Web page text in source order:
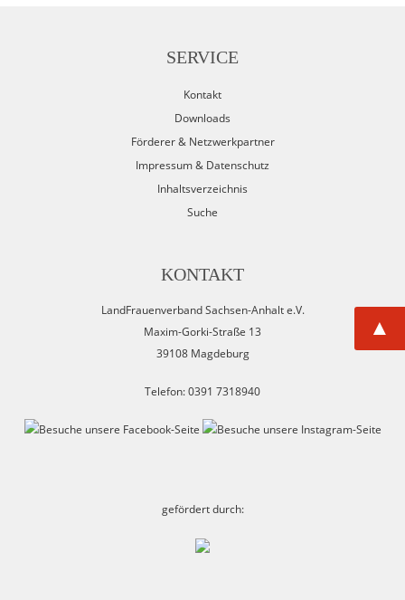
SERVICE
Kontakt
Downloads
Förderer & Netzwerkpartner
Impressum & Datenschutz
Inhaltsverzeichnis
Suche
KONTAKT
LandFrauenverband Sachsen-Anhalt e.V.
Maxim-Gorki-Straße 13
39108 Magdeburg
Telefon: 0391 7318940
gefördert durch:
▲